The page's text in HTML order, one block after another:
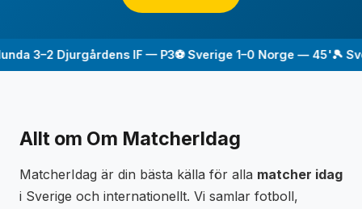
3–2 Djurgårdens IF — P3 ⚽ Sverige 1–0 Norge — 45'🎾
Allt om Om MatcherIdag
MatcherIdag är din bästa källa för alla matcher idag
i Sverige och internationellt. Vi samlar fotboll,